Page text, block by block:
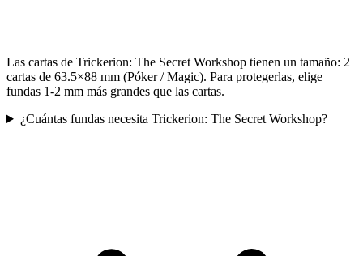
Las cartas de Trickerion: The Secret Workshop tienen un tamaño: 2
cartas de 63.5×88 mm (Póker / Magic). Para protegerlas, elige
fundas 1-2 mm más grandes que las cartas.
¿Cuántas fundas necesita Trickerion: The Secret Workshop?